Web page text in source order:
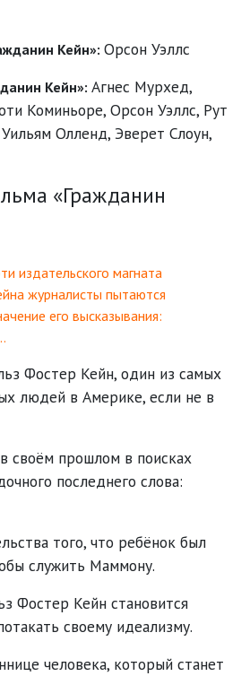
Кейн»: Орсон Уэллс
Кейн»: Агнес Мурхед,
Коминьоре, Орсон Уэллс, Рут
Уильям Олленд, Эверет Слоун,
«Гражданин
издательского магната
журналисты пытаются
его высказывания:
Фостер Кейн, один из самых
людей в Америке, если не в
своём прошлом в поисках
последнего слова:
того, что ребёнок был
служить Маммону.
Фостер Кейн становится
своему идеализму.
человека, который станет